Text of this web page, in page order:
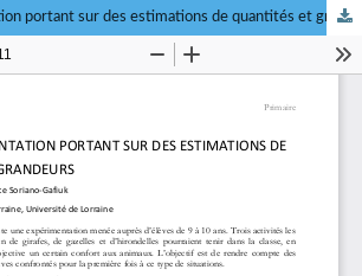
Une expérimentation portant sur des estimations de quantités et grandeurs